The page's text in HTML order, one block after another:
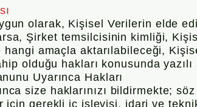
olarak, Kişisel Verilerin elde
Şirket temsilcisinin kimliği,
amaçla aktarılabileceği,
olduğu hakları konusunda yazılı
Uyarınca Hakları
size haklarınızı bildirmekte;
için gerekli iç işleyişi, idari ve